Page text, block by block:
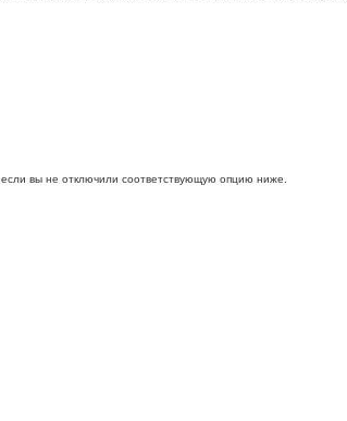
вы не отключили соответствующую опцию ниже.